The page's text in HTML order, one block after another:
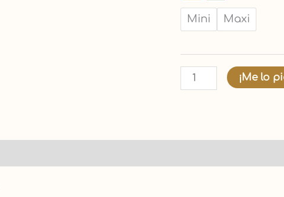
Mini Maxi
¡Me lo